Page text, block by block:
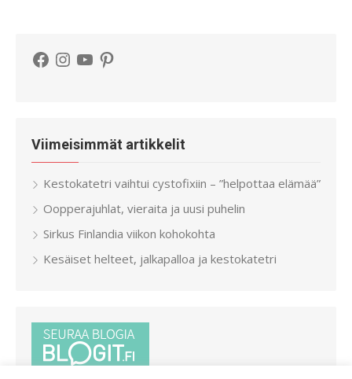
Facebook
Instagram
YouTubePinterest
Viimeisimmät artikkelit
Kestokatetri vaihtui cystofixiin – ”helpottaa elämää”
Oopperajuhlat, vieraita ja uusi puhelin
Sirkus Finlandia viikon kohokohta
Kesäiset helteet, jalkapalloa ja kestokatetri